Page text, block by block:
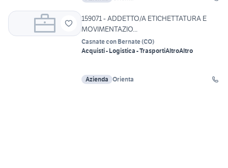
159071 - ADDETTO/A ETICHETTATURA E
MOVIMENTAZIO...
Casnate con Bernate(CO)
Acquisti - Logistica - TrasportiAltroAltro
Azienda Orienta